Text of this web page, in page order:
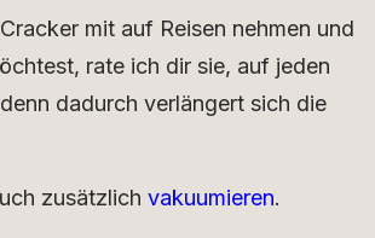
mit auf Reisen nehmen und
rate ich dir sie, auf jeden
dadurch verlängert sich die
zusätzlich vakuumieren.